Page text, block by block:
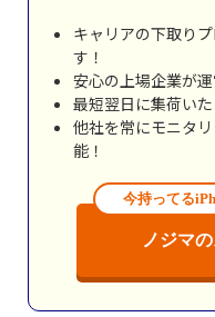
キャリアの下取り
す！
安心の上場企業が運
最短翌日に集荷いた
他社を常にモニタ
能！
今持ってる
ノジマ